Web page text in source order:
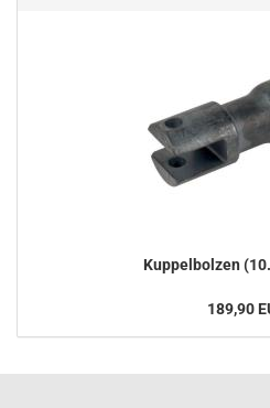
Kup­pel­bol­zen
189,90